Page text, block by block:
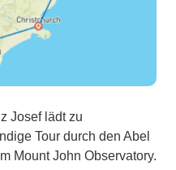
Josef lädt zu
Tour durch den Abel
Mount John Observatory.